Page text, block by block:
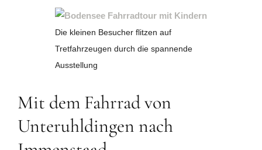
Die kleinen Besucher flitzen auf
Tretfahrzeugen durch die spannende
Ausstellung
Mit dem Fahrrad von
Unteruhldingen nach